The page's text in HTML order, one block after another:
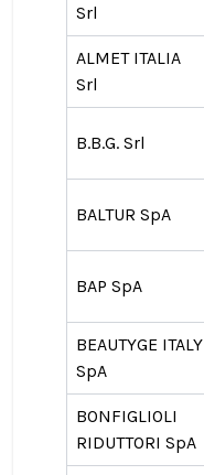
Srl
ALMET ITALIA
Srl
B.B.G. Srl
BALTUR SpA
BAP SpA
BEAUTYGE ITALY
SpA
BONFIGLIOLI
RIDUTTORI SpA